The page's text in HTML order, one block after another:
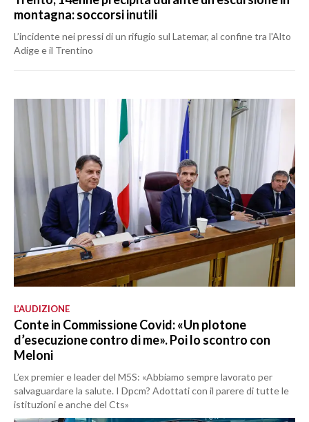
montagna: soccorsi inutili
L’incidente nei pressi di un rifugio sul Latemar, al confine tra l'Alto
Adige e il Trentino
L’AUDIZIONE
Conte in Commissione Covid: «Un plotone
d’esecuzione contro di me». Poi lo scontro con
Meloni
L’ex premier e leader del M5S: «Abbiamo sempre lavorato per
salvaguardare la salute. I Dpcm? Adottati con il parere di tutte le
istituzioni e anche del Cts»